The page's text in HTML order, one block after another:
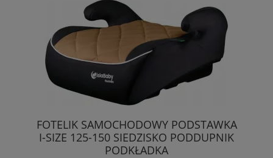
FOTELIK SAMOCHODOWY PODSTAWKA
I-SIZE 125-150 SIEDZISKO PODDUPNIK
PODKŁADKA